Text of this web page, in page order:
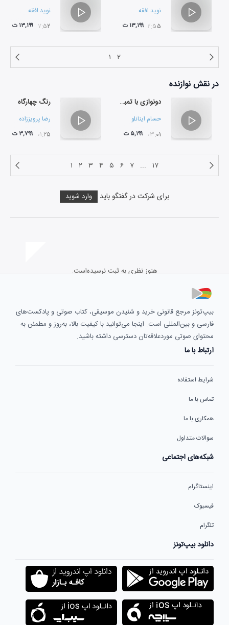
نوید افقه
۰۲:۵۵ ۱۳,۱۹۹ ت
نوید افقه
۰۷:۵۲ ۱۳,۱۹۹ ت
۱ ۲
در نقشنوازنده
دونوازی با تمبک نوید افقه
حسام اینانلو
۰۳:۰۱ ۵,۱۹۹ ت
رنگ چهارگاه
رضا پرویززاده
۰۱:۲۵ ۳,۷۹۹ ت
۱ ۲ ۳ ۴ ۵ ۶ ۷ ... ۱۷
برای شرکت در گفتگو باید وارد شوید
هنوز نظری به ثبت نرسیده‌است.
بیپ‌تونز مرجع قانونی خرید و شنیدن موسیقی، کتاب صوتی و پادکست‌های
فارسی و بین‌المللی است. اینجا می‌توانید با کیفیت بالا، به‌روز و مطمئن به
محتوای صوتی موردعلاقه‌تان دسترسی داشته باشید.
ارتباط با ما
شرایط استفاده
تماس با ما
همکاری با ما
سوالات متداول
شبکه‌های اجتماعی
اینستاگرام
فیسبوک
تلگرام
دانلود بیپ‌تونز